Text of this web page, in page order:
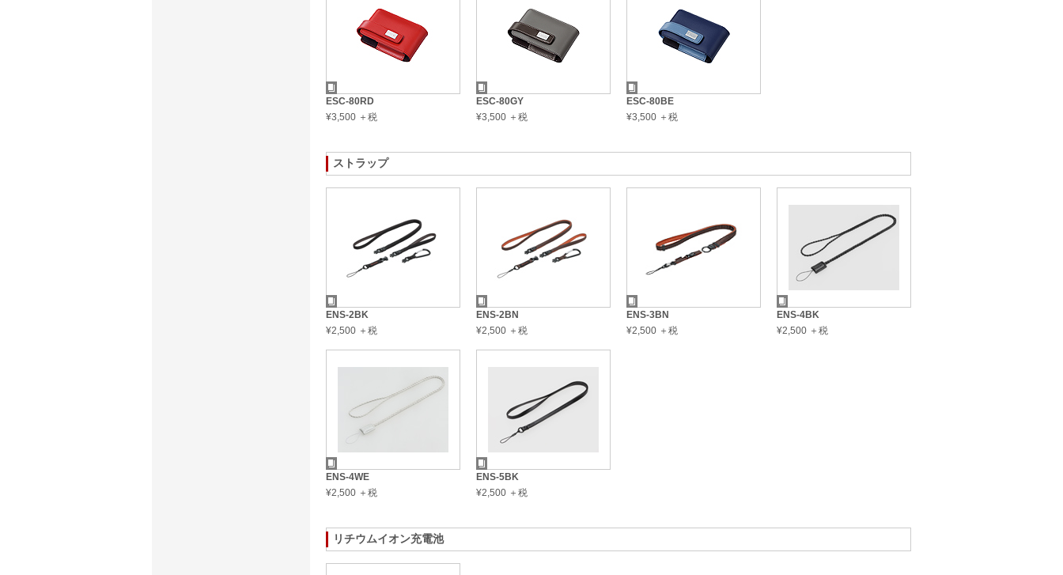
ESC-80RD
¥3,500 ＋税
ESC-80GY
¥3,500 ＋税
ESC-80BE
¥3,500 ＋税
ストラップ
ENS-2BK
¥2,500 ＋税
ENS-2BN
¥2,500 ＋税
ENS-3BN
¥2,500 ＋税
ENS-4BK
¥2,500 ＋税
ENS-4WE
¥2,500 ＋税
ENS-5BK
¥2,500 ＋税
リチウムイオン充電池